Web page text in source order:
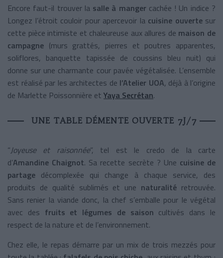
Encore faut-il trouver la salle à manger cachée ! Un indice ?
Longez l’étroit couloir pour apercevoir la cuisine ouverte sur
cette pièce intimiste et chaleureuse aux allures de maison de
campagne (murs grattés, pierres et poutres apparentes,
soliflores, banquette tapissée de coussins bleu nuit) qui
donne sur une charmante cour pavée végétalisée. L’ensemble
est réalisé par les architectes de l’Atelier UOA, déjà à l’origine
de Marlette Poissonnière et Yaya Secrétan.
UNE TABLE DÉMENTE OUVERTE 7J/7
“Joyeuse et raisonnée”, tel est le credo de la carte
d’Amandine Chaignot. Sa recette secrète ? Une cuisine de
partage décomplexée qui change à chaque service, des
produits de qualité sublimés et une naturalité retrouvée.
Sans renier la viande donc, la chef s’emballe pour le végétal
avec des fruits et légumes de saison cultivés dans le
respect de la nature et de l’environnement.
Chez elle, le repas démarre par un mix de trois mezzés pour